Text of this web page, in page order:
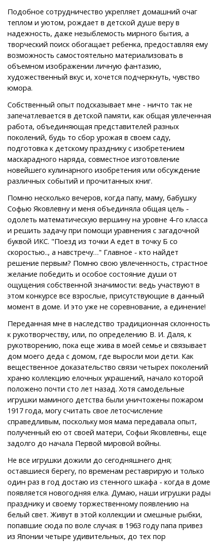
Подобное сотрудничество укрепляет домашний очаг
теплом и уютом, рождает в детской душе веру в
надежность, даже незыблемость мирного бытия, а
творческий поиск обогащает ребенка, предоставляя ему
возможность самостоятельно материализовать в
объемном изображении личную фантазию,
художественный вкус и, хочется подчеркнуть, чувство
юмора.
Собственный опыт подсказывает мне - ничто так не
запечатлевается в детской памяти, как общая увлеченная
работа, объединяющая представителей разных
поколений, будь то сбор урожая в своем саду,
подготовка к детскому празднику с изобретением
маскарадного наряда, совместное изготовление
новейшего кулинарного изобретения или обсуждение
различных событий и прочитанных книг.
Помню несколько вечеров, когда папу, маму, бабушку
Софью Яковлевну и меня объединяла общая цель -
одолеть математическую вершину на уровне 4-го класса
и решить задачу при помощи уравнения с загадочной
буквой ИКС. "Поезд из точки А едет в точку Б со
скоростью.., а навстречу…" Главное - кто найдет
решение первым? Помню свою увлеченность, страстное
желание победить и особое состояние души от
ощущения собственной значимости: ведь участвуют в
этом конкурсе все взрослые, присутствующие в данный
момент в доме. И это уже не соревнование, а единение!
Переданная мне в наследство традиционная склонность
к рукотворчеству, или, по определению В. И. Даля, к
рукотворению, пока еще жива в моей семье и связывает
дом моего деда с домом, где выросли мои дети. Как
вещественное доказательство связи четырех поколений
храню коллекцию елочных украшений, начало которой
положено почти сто лет назад. Хотя самодельные
игрушки маминого детства были уничтожены пожаром
1917 года, могу считать свое летосчисление
справедливым, поскольку моя мама передавала опыт,
полученный ею от своей матери, Софьи Яковлевны, еще
задолго до начала Первой мировой войны.
Не все игрушки дожили до сегодняшнего дня;
оставшиеся берегу, по временам реставрирую и только
один раз в год достаю из стенного шкафа - когда в доме
появляется новогодняя елка. Думаю, наши игрушки рады
празднику и своему торжественному появлению на
белый свет. Живут в этой коллекции и смешные рыбки,
попавшие сюда по воле случая: в 1963 году папа привез
из Японии четыре удивительных, до тех пор